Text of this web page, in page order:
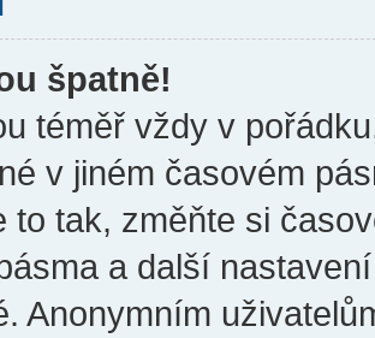
špatně!
téměř vždy v
v jiném časovém
to tak, změňte si
a další
Anonymním